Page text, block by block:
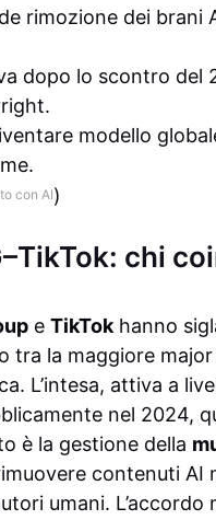
rimozione dei
dopo lo scontro
modello
con AI)
chi
e TikTokhanno
tra la maggiore
L’intesa, attiva a
nel 2024,
è la gestione della
contenuti
umani. L’accordo